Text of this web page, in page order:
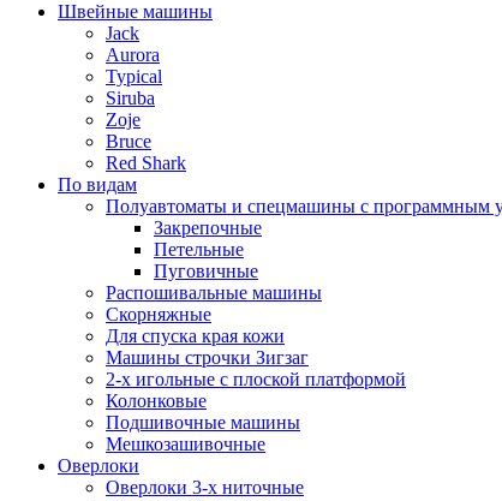
Швейные машины
Jack
Aurora
Typical
Siruba
Zoje
Bruce
Red Shark
По видам
Полуавтоматы и спецмашины с программным
Закрепочные
Петельные
Пуговичные
Распошивальные машины
Скорняжные
Для спуска края кожи
Машины строчки Зигзаг
2-х игольные с плоской платформой
Колонковые
Подшивочные машины
Мешкозашивочные
Оверлоки
Оверлоки 3-х ниточные